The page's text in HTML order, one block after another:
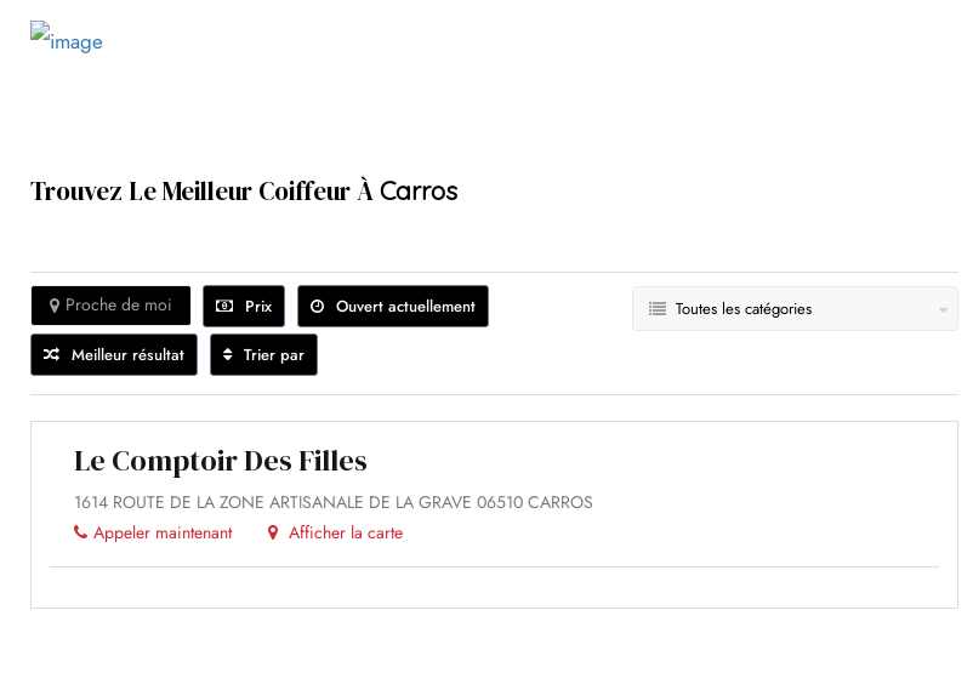
Trouvez Le Meilleur Coiffeur ÀCarros
Prix Ouvert actuellement
Proche de moi
Meilleur résultat Trier par
Toutes les catégories
Le Comptoir Des Filles
1614 ROUTE DE LA ZONE ARTISANALE DE LA GRAVE 06510 CARROS
Appeler maintenant
Afficher la carte